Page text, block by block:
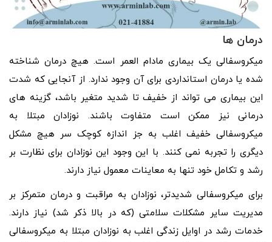
درمان ها
میکروسفالی یک بیماری مادام العمر است. هیچ درمان شناخته
شده یا درمان استانداردی برای آن وجود ندارد. از آنجایی که شدت
این بیماری می تواند از خفیف تا شدید متغیر باشد، گزینه های
درمانی نیز ممکن است متفاوت باشند. نوزادان مبتلا به
میکروسفالی خفیف اغلب به جز اندازه کوچک سر هیچ مشکل
دیگری را تجربه نمی کنند. با این وجود این نوزادان برای نظارت بر
رشد و تکامل خود تنها به معاینات معمول نیاز دارند.
برای میکروسفالی شدیدتر، نوزادان به مراقبت و درمان متمرکز بر
مدیریت سایر مشکلات سلامتی (که در بالا ذکر شد) نیاز دارند.
خدمات رشد در اوایل زندگی اغلب به نوزادان مبتلا به میکروسفالی